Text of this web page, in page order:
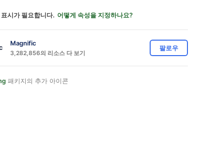
시가 필요합니다. 어떻게 속성을 지정하나요?
Magnific
3,282,856의 리소스 다 보기
팔로우
패키지의 추가 아이콘